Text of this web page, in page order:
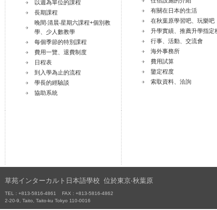
以週為單位的課程
長期課程
晚間‧清晨‧星期六課程+個別教
學、少人數教學
每個季節的特別課程
費用一覽、退費制度
日程表
到入學為止的流程
學長的經驗談
協助系統
有關在日本的生活
在秋葉原學習吧、玩樂吧
升學實績、推薦升學指定
行事、活動、交流會
海外事務所
費用試算
鑒定程度
索取資料、洽詢
草苑インターカルト日本語學校 位於東京‧秋葉原
TEL : +813-5816-4861 FAX : +813-5816-4862
2-20-9, Taito, Taito-ku Tokyo 110-0016